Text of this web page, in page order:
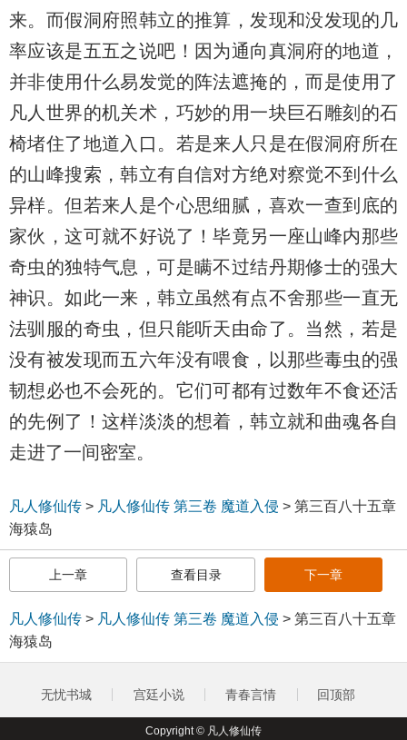
来。而假洞府照韩立的推算，发现和没发现的几
率应该是五五之说吧！因为通向真洞府的地道，
并非使用什么易发觉的阵法遮掩的，而是使用了
凡人世界的机关术，巧妙的用一块巨石雕刻的石
椅堵住了地道入口。若是来人只是在假洞府所在
的山峰搜索，韩立有自信对方绝对察觉不到什么
异样。但若来人是个心思细腻，喜欢一查到底的
家伙，这可就不好说了！毕竟另一座山峰内那些
奇虫的独特气息，可是瞒不过结丹期修士的强大
神识。如此一来，韩立虽然有点不舍那些一直无
法驯服的奇虫，但只能听天由命了。当然，若是
没有被发现而五六年没有喂食，以那些毒虫的强
韧想必也不会死的。它们可都有过数年不食还活
的先例了！这样淡淡的想着，韩立就和曲魂各自
走进了一间密室。
凡人修仙传 > 凡人修仙传 第三卷 魔道入侵 > 第三百八十五章
海猿岛
上一章 查看目录 下一章
凡人修仙传 > 凡人修仙传 第三卷 魔道入侵 > 第三百八十五章
海猿岛
无忧书城 宫廷小说 青春言情 回顶部
Copyright © 凡人修仙传